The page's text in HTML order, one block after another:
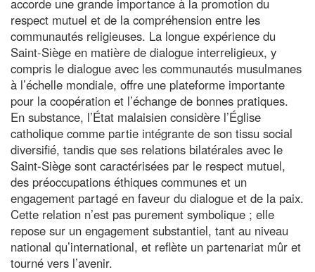
accorde une grande importance à la promotion du
respect mutuel et de la compréhension entre les
communautés religieuses. La longue expérience du
Saint-Siège en matière de dialogue interreligieux, y
compris le dialogue avec les communautés musulmanes
à l’échelle mondiale, offre une plateforme importante
pour la coopération et l’échange de bonnes pratiques.
En substance, l’État malaisien considère l’Église
catholique comme partie intégrante de son tissu social
diversifié, tandis que ses relations bilatérales avec le
Saint-Siège sont caractérisées par le respect mutuel,
des préoccupations éthiques communes et un
engagement partagé en faveur du dialogue et de la paix.
Cette relation n’est pas purement symbolique ; elle
repose sur un engagement substantiel, tant au niveau
national qu’international, et reflète un partenariat mûr et
tourné vers l’avenir.